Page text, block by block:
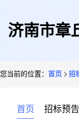
济南市章
您当前的位置： 首页 招
首页 招标预告